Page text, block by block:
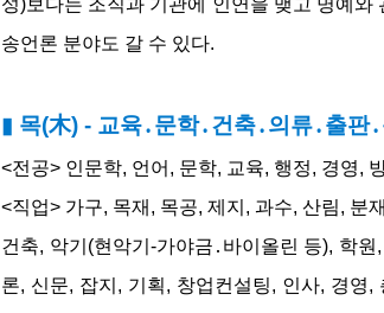
성)보다는 조직과 기관에 인연을 맺고 명예
송언론 분야도 갈 수 있다.
▮ 목(木) - 교육․문학․건축․의류․출판
<전공> 인문학, 언어, 문학, 교육, 행정, 경영,
<직업> 가구, 목재, 목공, 제지, 과수, 산림, 분
건축, 악기(현악기-가야금․바이올린 등), 학
론, 신문, 잡지, 기획, 창업컨설팅, 인사, 경영